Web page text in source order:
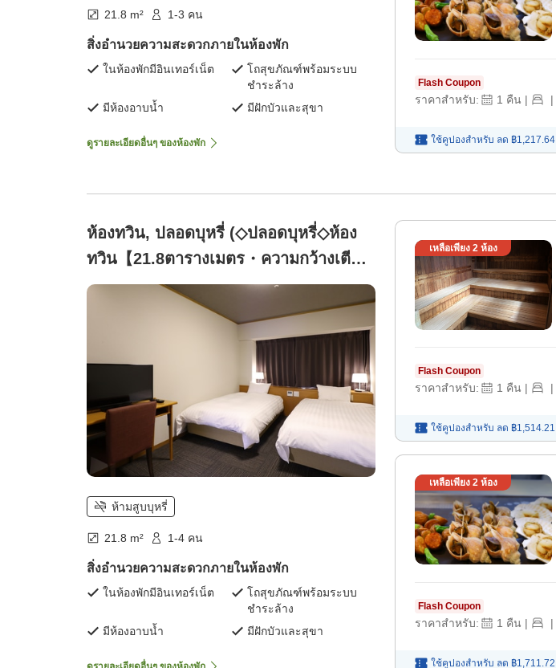
21.8 m² 1-3 คน
สิ่งอำนวยความสะดวกภายในห้องพัก
ในห้องพักมีอินเทอร์เน็ต
โถสุขภัณฑ์พร้อมระบบ
ชำระล้าง
มีห้องอาบน้ำ
มีฝักบัวและสุขา
ดูรายละเอียดอื่นๆ ของห้องพัก
Flash Coupon
ราคาสำหรับ: 1 คืน | |
ใช้คูปองสำหรับ ลด ฿1,217.64
ห้องทวิน, ปลอดบุหรี่ (◇ปลอดบุหรี่◇ห้อง
ทวิน【21.8ตารางเมตร・ความกว้างเตียง
115 เซนติเมตร】)
ห้ามสูบบุหรี่
21.8 m² 1-4 คน
สิ่งอำนวยความสะดวกภายในห้องพัก
ในห้องพักมีอินเทอร์เน็ต
โถสุขภัณฑ์พร้อมระบบ
ชำระล้าง
มีห้องอาบน้ำ
มีฝักบัวและสุขา
เหลือเพียง 2 ห้อง
Flash Coupon
ราคาสำหรับ: 1 คืน | |
ใช้คูปองสำหรับ ลด ฿1,514.21
เหลือเพียง 2 ห้อง
Flash Coupon
ราคาสำหรับ: 1 คืน | |
ใช้คูปองสำหรับ ลด ฿1,711.72